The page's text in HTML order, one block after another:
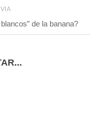
de la banana?